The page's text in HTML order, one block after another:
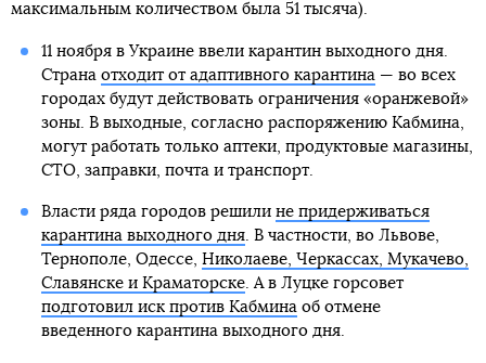
максимальным количеством была 51 тысяча).
11 ноября в Украине ввели карантин выходного дня.
Страна отходит от адаптивного карантина— во всех
городах будут действовать ограничения «оранжевой»
зоны. В выходные, согласно распоряжению Кабмина,
могут работать только аптеки, продуктовые магазины,
СТО, заправки, почта и транспорт.
Власти ряда городов решили не придерживаться
карантина выходного дня. В частности, во Львове,
Тернополе, Одессе, Николаеве, Черкассах, Мукачево,
Славянске и Краматорске. А в Луцке горсовет
подготовил иск против Кабминаоб отмене
введенного карантина выходного дня.